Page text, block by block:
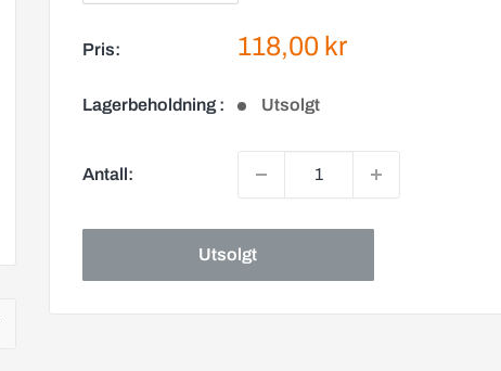
Pris: Salgspris
118,00 kr
Lagerbeholdning : Utsolgt
Antall:
Utsolgt